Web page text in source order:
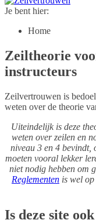
Je bent hier:
Home
Zeiltheorie
instructeurs
Zeilvertrouwen is
weten over de theorie
Uiteindelijk is deze
weten over zeilen en
niveau 3 en 4 bevindt,
moeten vooral lekker
niet nodig hebben om
Reglementen is wel
Is deze site